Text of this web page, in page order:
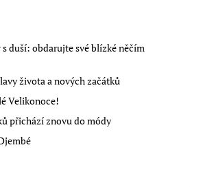
duší: obdarujte své blízké něčím
života a nových začátků
Velikonoce!
přichází znovu do módy